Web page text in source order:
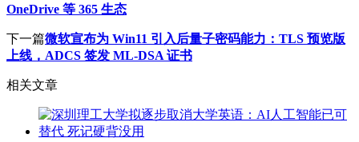
OneDrive 等 365 生态
下一篇微软宣布为 Win11 引入后量子密码能力：TLS 预览版
上线，ADCS 签发 ML-DSA 证书
相关文章